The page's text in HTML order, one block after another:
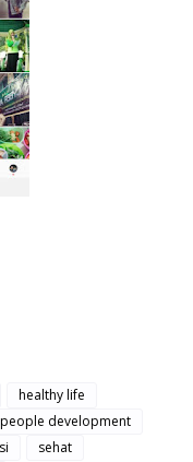
healthy life
people development
sehat